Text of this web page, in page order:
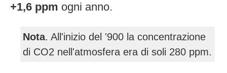
+1,6 ppm ogni anno.
Nota. All'inizio del '900 la concentrazione
di CO2 nell'atmosfera era di soli 280 ppm.